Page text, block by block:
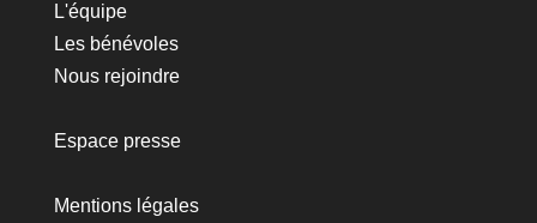
L'équipe
Les bénévoles
Nous rejoindre
Espace presse
Mentions légales